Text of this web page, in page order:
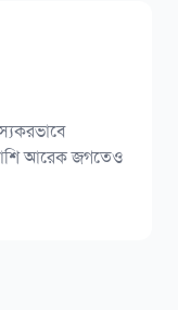
আরেক জগতেও